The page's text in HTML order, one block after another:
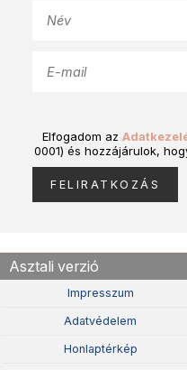
Elfogadom az
0001) és hozzájárulok,
Asztali verzió
Impresszum
Adatvédelem
Honlaptérkép